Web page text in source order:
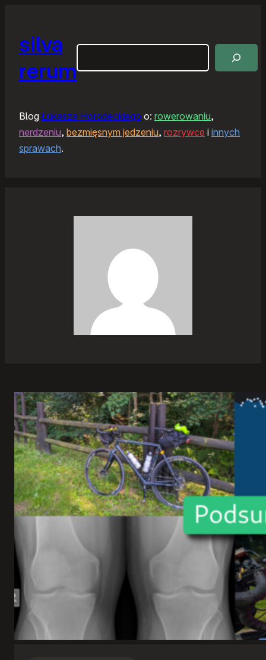
silva
rerum
Blog Łukasza Horodeckiego o: rowerowaniu,
nerdzeniu, bezmięsnym jedzeniu, rozrywce i innych
sprawach.